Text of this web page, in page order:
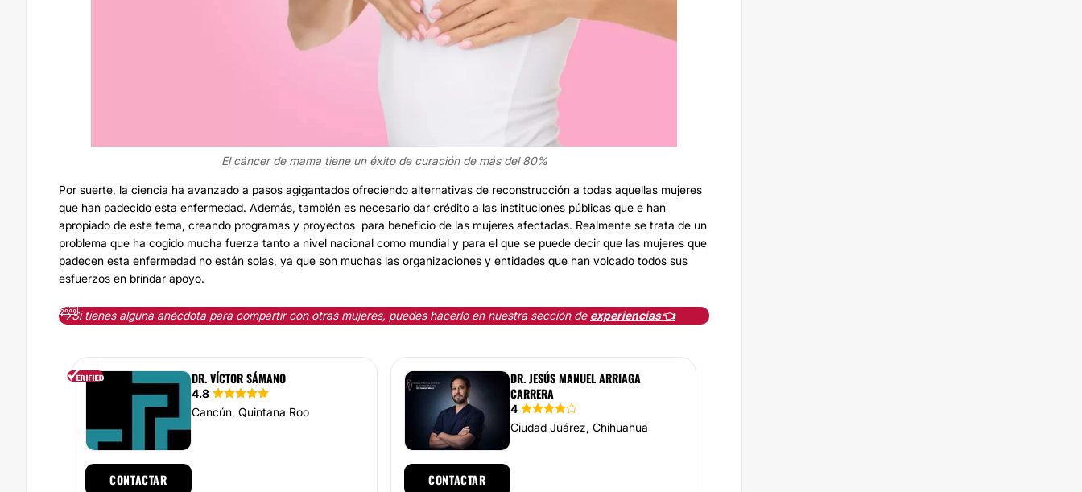
El cáncer de mama tiene un éxito de curación de más del 80%
Por suerte, la ciencia ha avanzado a pasos agigantados ofreciendo alternativas de reconstrucción a todas aquellas mujeres
que han padecido esta enfermedad. Además, también es necesario dar crédito a las instituciones públicas que e han
apropiado de este tema, creando programas y proyectos para beneficio de las mujeres afectadas. Realmente se trata de un
problema que ha cogido mucha fuerza tanto a nivel nacional como mundial y para el que se puede decir que las mujeres que
padecen esta enfermedad no están solas, ya que son muchas las organizaciones y entidades que han volcado todos sus
esfuerzos en brindar apoyo.
↪️Si tienes alguna anécdota para compartir con otras mujeres, puedes hacerlo en nuestra sección de experiencias👈
DR. VÍCTOR SÁMANO
4.8
Cancún, Quintana Roo
CONTACTAR
DR. JESÚS MANUEL ARRIAGA
CARRERA
4
Ciudad Juárez, Chihuahua
CONTACTAR